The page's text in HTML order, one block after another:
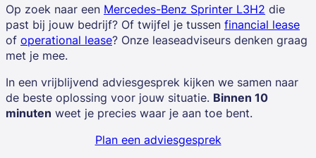
Op zoek naar een Mercedes-Benz Sprinter L3H2 die
past bij jouw bedrijf? Of twijfel je tussen financial lease
of operational lease? Onze leaseadviseurs denken graag
met je mee.
In een vrijblijvend adviesgesprek kijken we samen naar
de beste oplossing voor jouw situatie. Binnen 10
minuten weet je precies waar je aan toe bent.
Plan een adviesgesprek